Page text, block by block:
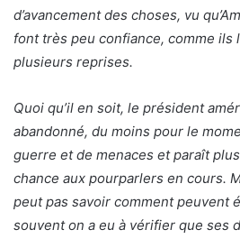
d’avancement des choses, vu
font très peu confiance, comme ils
plusieurs reprises.
Quoi qu’il en soit, le président
abandonné, du moins pour le
guerre et de menaces et paraît
chance aux pourparlers en cours.
peut pas savoir comment peuvent
souvent on a eu à vérifier que ses